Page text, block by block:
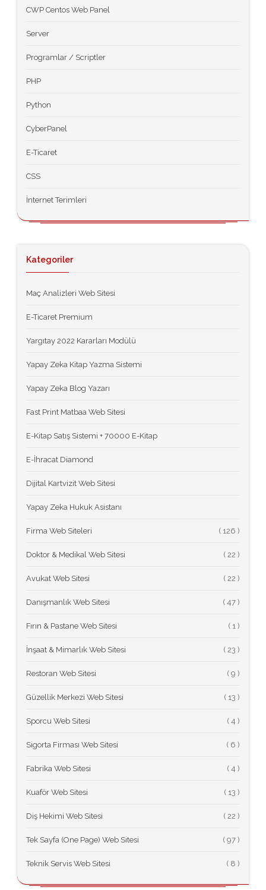
CWP Centos Web Panel
Server
Programlar / Scriptler
PHP
Python
CyberPanel
E-Ticaret
CSS
İnternet Terimleri
Kategoriler
Maç Analizleri Web Sitesi
E-Ticaret Premium
Yargıtay 2022 Kararları Modülü
Yapay Zeka Kitap Yazma Sistemi
Yapay Zeka Blog Yazarı
Fast Print Matbaa Web Sitesi
E-Kitap Satış Sistemi + 70000 E-Kitap
E-İhracat Diamond
Dijital Kartvizit Web Sitesi
Yapay Zeka Hukuk Asistanı
Firma Web Siteleri (
Doktor & Medikal Web Sitesi (
Avukat Web Sitesi (
Danışmanlık Web Sitesi (
Fırın & Pastane Web Sitesi (
İnşaat & Mimarlık Web Sitesi (
Restoran Web Sitesi (
Güzellik Merkezi Web Sitesi (
Sporcu Web Sitesi (
Sigorta Firması Web Sitesi (
Fabrika Web Sitesi (
Kuaför Web Sitesi (
Diş Hekimi Web Sitesi (
Tek Sayfa (One Page) Web Sitesi (
Teknik Servis Web Sitesi (